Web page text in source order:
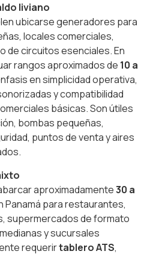
liviano
ubicarse generadores para
locales comerciales,
de circuitos esenciales. En
rangos aproximados de 10 a
en simplicidad operativa,
y compatibilidad
básicas. Son útiles
bombas pequeñas,
puntos de venta y aires
aproximadamente30 a
Panamá para restaurantes,
supermercados de formato
y sucursales
requerirtablero ATS,